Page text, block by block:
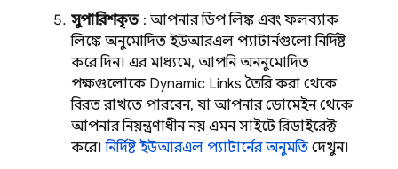
সুপারিশকৃত: আপনার ডিপ লিঙ্ক এবং ফলব্যাক
লিঙ্কে অনুমোদিত ইউআরএল প্যাটার্নগুলো নির্দিষ্ট
করে দিন। এর মাধ্যমে, আপনি অননুমোদিত
পক্ষগুলোকে Dynamic Links তৈরি করা থেকে
বিরত রাখতে পারবেন, যা আপনার ডোমেইন থেকে
আপনার নিয়ন্ত্রণাধীন নয় এমন সাইটে রিডাইরেক্ট
করে।নির্দিষ্ট ইউআরএল প্যাটার্নের অনুমতি দেখুন।